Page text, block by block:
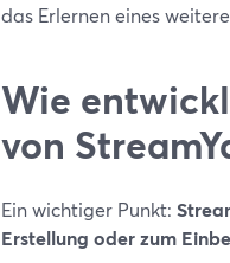
das Erlernen eines
Wie
von
Ein wichtiger Punkt:
Erstellung oder zum